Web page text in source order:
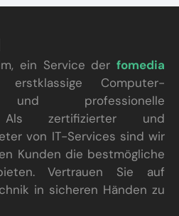
ein Service der fomedia
Computer-
und professionelle
Als zertifizierter und
von IT-Services sind wir
Kunden die bestmögliche
Vertrauen Sie auf
in sicheren Händen zu